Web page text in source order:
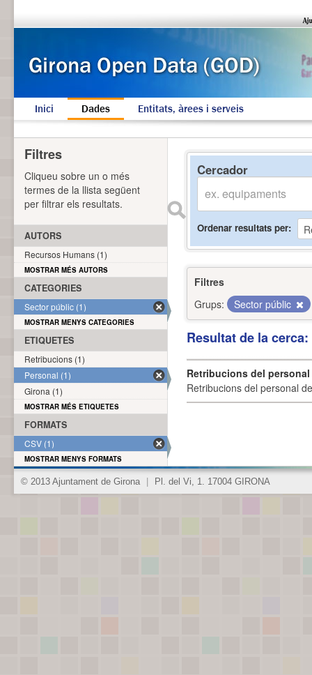
Inici Dades Entitats, àrees i serveis
Cercador
Ordenar resultats per
Filtres
Grups:
Sector públic
Resultat de la
Retribucions del
Retribucions del personal
Filtres
Cliqueu sobre un o més
termes de la llista següent
per filtrar els resultats.
AUTORS
Recursos Humans (1)
MOSTRAR MÉS AUTORS
CATEGORIES
Sector públic (1)
MOSTRAR MENYS CATEGORIES
ETIQUETES
Retribucions (1)
Personal (1)
Girona (1)
MOSTRAR MÉS ETIQUETES
FORMATS
CSV (1)
MOSTRAR MENYS FORMATS
© 2013 Ajuntament de Girona Pl. del Vi, 1. 17004 GIRONA